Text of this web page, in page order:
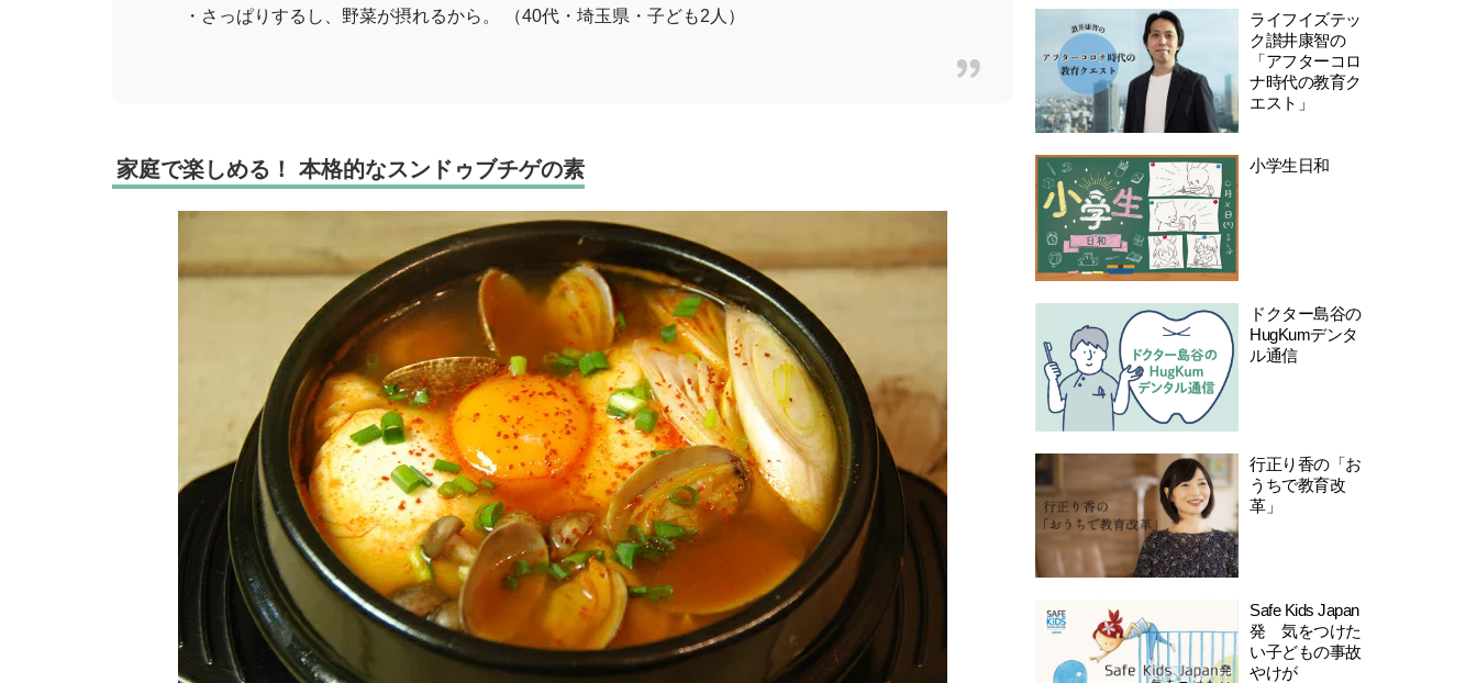
・さっぱりするし、野菜が摂れるから。 （40代・埼玉県・子ども2人）
家庭で楽しめる！ 本格的なスンドゥブチゲの素
ライフイズテッ
ク讃井康智の
「アフターコロ
ナ時代の教育ク
エスト」
小学生日和
ドクター島谷の
HugKumデンタ
ル通信
行正り香の「お
うちで教育改
革」
Safe Kids Japan
発 気をつけた
い子どもの事故
やけが